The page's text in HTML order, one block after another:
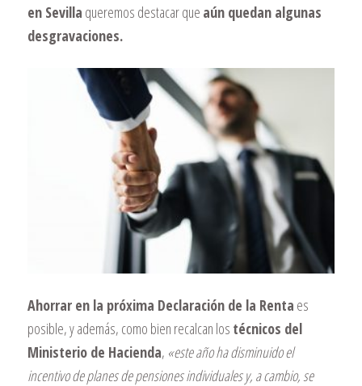
en Sevilla queremos destacar que aún quedan algunas
desgravaciones.
Ahorrar en la próxima Declaración de la Renta es
posible, y además, como bien recalcan los técnicos del
Ministerio de Hacienda, «este año ha disminuido el
incentivo de planes de pensiones individuales y, a cambio, se